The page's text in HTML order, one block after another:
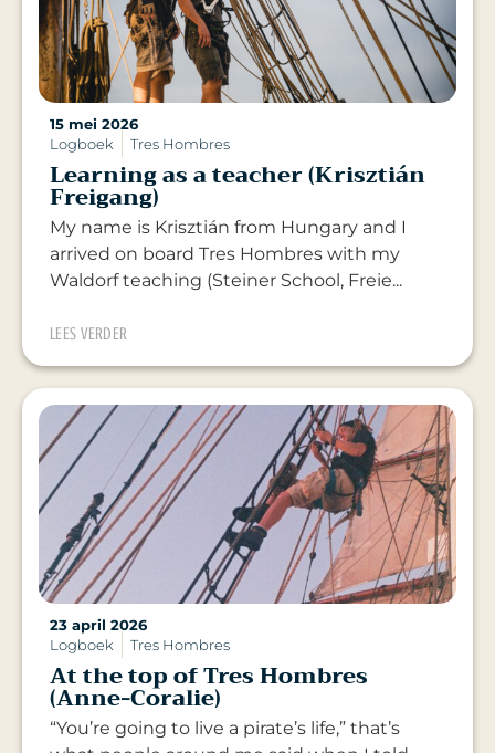
15 mei 2026
Logboek
Tres Hombres
Learning as a teacher (Krisztián
Freigang)
My name is Krisztián from Hungary and I
arrived on board Tres Hombres with my
Waldorf teaching (Steiner School, Freie...
LEES VERDER
23 april 2026
Logboek
Tres Hombres
At the top of Tres Hombres
(Anne-Coralie)
“You’re going to live a pirate’s life,” that’s